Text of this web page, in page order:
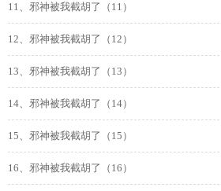
11、邪神被我截胡了（11）
12、邪神被我截胡了（12）
13、邪神被我截胡了（13）
14、邪神被我截胡了（14）
15、邪神被我截胡了（15）
16、邪神被我截胡了（16）